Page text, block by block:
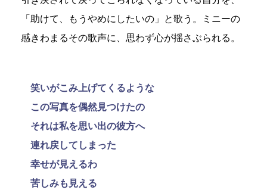
「助けて、もうやめにしたいの」と歌う。ミニーの
感きわまるその歌声に、思わず心が揺さぶられる。
笑いがこみ上げてくるような
この写真を偶然見つけたの
それは私を思い出の彼方へ
連れ戻してしまった
幸せが見えるわ
苦しみも見える